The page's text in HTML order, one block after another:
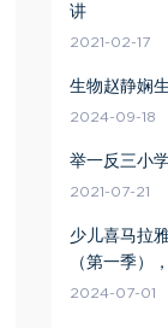
讲
2021-02-17
生物赵静娴
2024-09-18
举一反三小
2021-07-21
少儿喜马拉
（第一季）
2024-07-01